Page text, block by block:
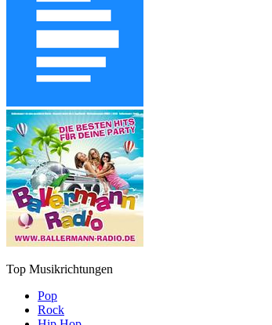
Top Musikrichtungen
Pop
Rock